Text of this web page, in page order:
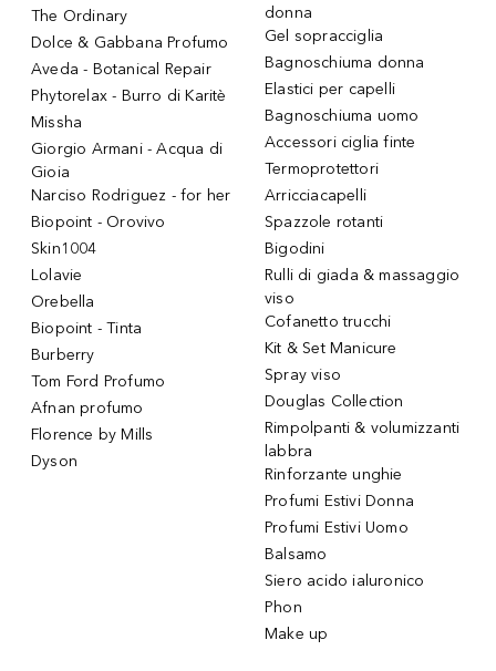
The Ordinary
Dolce & Gabbana Profumo
Aveda - Botanical Repair
Phytorelax - Burro di Karitè
Missha
Giorgio Armani - Acqua di
Gioia
Narciso Rodriguez - for her
Biopoint - Orovivo
Skin1004
Lolavie
Orebella
Biopoint - Tinta
Burberry
Tom Ford Profumo
Afnan profumo
Florence by Mills
Dyson
donna
Gel sopracciglia
Bagnoschiuma donna
Elastici per capelli
Bagnoschiuma uomo
Accessori ciglia finte
Termoprotettori
Arricciacapelli
Spazzole rotanti
Bigodini
Rulli di giada & massaggio
viso
Cofanetto trucchi
Kit & Set Manicure
Spray viso
Douglas Collection
Rimpolpanti & volumizzanti
labbra
Rinforzante unghie
Profumi Estivi Donna
Profumi Estivi Uomo
Balsamo
Siero acido ialuronico
Phon
Make up